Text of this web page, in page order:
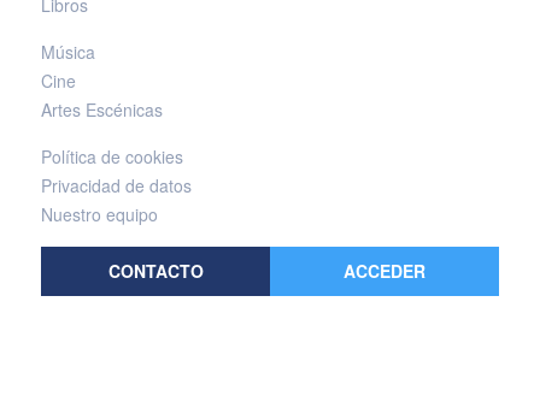
Música
Cine
Artes Escénicas
Política de cookies
Privacidad de datos
Nuestro equipo
CONTACTO ACCEDER